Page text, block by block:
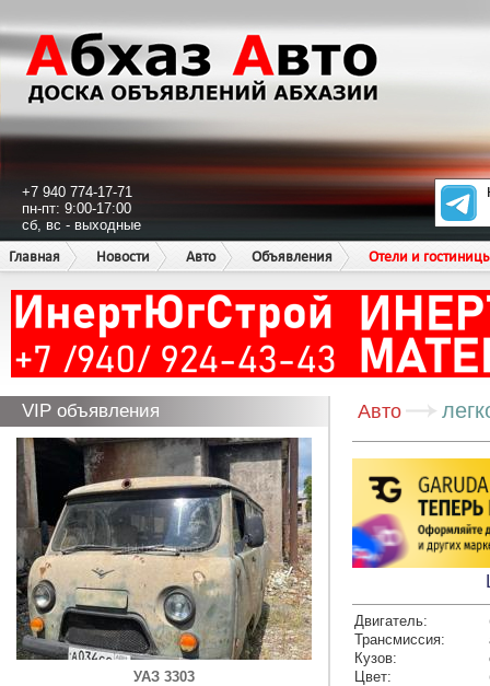
+7 940 774-17-71
пн-пт: 9:00-17:00
сб, вс - выходные
Главная
Новости Авто Объявления Отели и
VIP объявления
УАЗ 3303
Авто
Двигатель:
Трансмиссия:
Кузов:
Цвет: